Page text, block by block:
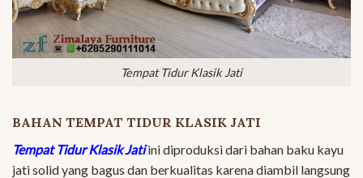
Tempat Tidur Klasik Jati
BAHAN TEMPAT TIDUR KLASIK JATI
Tempat Tidur Klasik Jatiini diproduksi dari bahan baku kayu
jati solid yang bagus dan berkualitas karena diambil langsung